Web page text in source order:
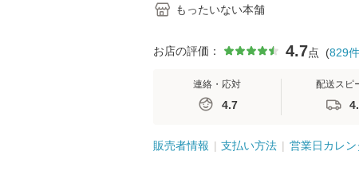
もったいない本舗
お店の評価： 4.7点 (829件
連絡・応対
4.7
配送スピ
販売者情報 支払い方法 営業日カレン